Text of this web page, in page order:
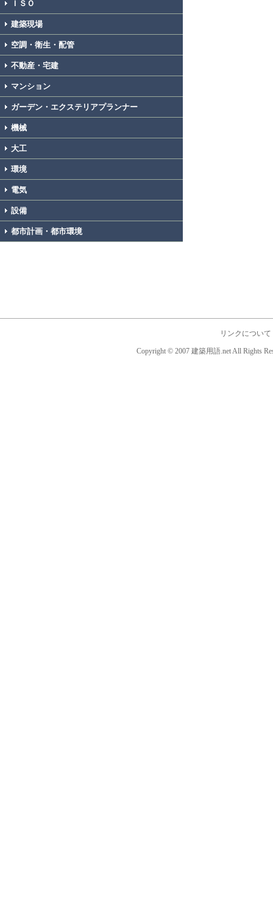
ＩＳＯ
建築現場
空調・衛生・配管
不動産・宅建
マンション
ガーデン・エクステリアプランナー
機械
大工
環境
電気
設備
都市計画・都市環境
リンクについて
Copyright © 2007 建築用語.net All Rights